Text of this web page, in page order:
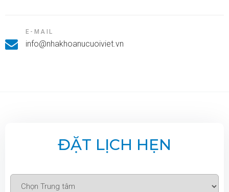
E-MAIL
info@nhakhoanucuoiviet.vn
ĐẶT LỊCH HẸN